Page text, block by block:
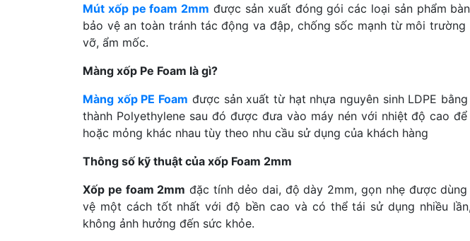
Mút xốp pe foam 2mm được sản xuất đóng gói các loại sản phẩm
bảo vệ an toàn tránh tác động va đập, chống sốc mạnh từ môi
vỡ, ẩm mốc.
Màng xốp Pe Foam là gì?
Màng xốp PE Foam được sản xuất từ hạt nhựa nguyên sinh LDPE
thành Polyethylene sau đó được đưa vào máy nén với nhiệt độ cao
hoặc mỏng khác nhau tùy theo nhu cầu sử dụng của khách hàng
Thông số kỹ thuật của xốp Foam 2mm
Xốp pe foam 2mm đặc tính dẻo dai, độ dày 2mm, gọn nhẹ được
vệ một cách tốt nhất với độ bền cao và có thể tái sử dụng nhiều
không ảnh hưởng đến sức khỏe.